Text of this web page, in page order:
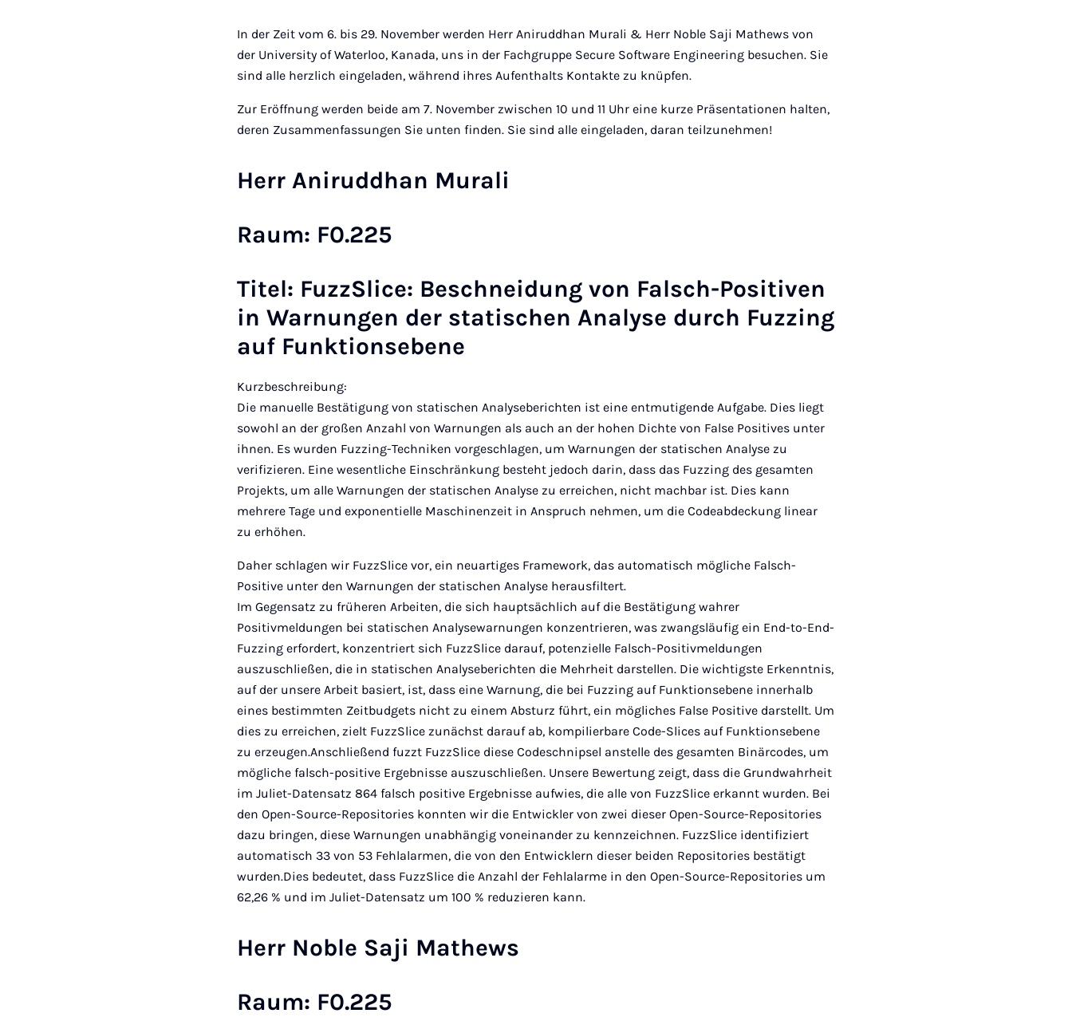
In der Zeit vom 6. bis 29. November werden Herr Aniruddhan Murali & Herr Noble Saji Mathews von
der University of Waterloo, Kanada, uns in der Fachgruppe Secure Software Engineering besuchen. Sie
sind alle herzlich eingeladen, während ihres Aufenthalts Kontakte zu knüpfen.
Zur Eröffnung werden beide am 7. November zwischen 10 und 11 Uhr eine kurze Präsentationen halten,
deren Zusammenfassungen Sie unten finden. Sie sind alle eingeladen, daran teilzunehmen!
Herr Aniruddhan Murali
Raum: F0.225
Titel: FuzzSlice: Beschneidung von Falsch-Positiven
in Warnungen der statischen Analyse durch Fuzzing
auf Funktionsebene
Kurzbeschreibung:
Die manuelle Bestätigung von statischen Analyseberichten ist eine entmutigende Aufgabe. Dies liegt
sowohl an der großen Anzahl von Warnungen als auch an der hohen Dichte von False Positives unter
ihnen. Es wurden Fuzzing-Techniken vorgeschlagen, um Warnungen der statischen Analyse zu
verifizieren. Eine wesentliche Einschränkung besteht jedoch darin, dass das Fuzzing des gesamten
Projekts, um alle Warnungen der statischen Analyse zu erreichen, nicht machbar ist. Dies kann
mehrere Tage und exponentielle Maschinenzeit in Anspruch nehmen, um die Codeabdeckung linear
zu erhöhen.
Daher schlagen wir FuzzSlice vor, ein neuartiges Framework, das automatisch mögliche Falsch-
Positive unter den Warnungen der statischen Analyse herausfiltert.
Im Gegensatz zu früheren Arbeiten, die sich hauptsächlich auf die Bestätigung wahrer
Positivmeldungen bei statischen Analysewarnungen konzentrieren, was zwangsläufig ein End-to-End-
Fuzzing erfordert, konzentriert sich FuzzSlice darauf, potenzielle Falsch-Positivmeldungen
auszuschließen, die in statischen Analyseberichten die Mehrheit darstellen. Die wichtigste Erkenntnis,
auf der unsere Arbeit basiert, ist, dass eine Warnung, die bei Fuzzing auf Funktionsebene innerhalb
eines bestimmten Zeitbudgets nicht zu einem Absturz führt, ein mögliches False Positive darstellt. Um
dies zu erreichen, zielt FuzzSlice zunächst darauf ab, kompilierbare Code-Slices auf Funktionsebene
zu erzeugen.Anschließend fuzzt FuzzSlice diese Codeschnipsel anstelle des gesamten Binärcodes, um
mögliche falsch-positive Ergebnisse auszuschließen. Unsere Bewertung zeigt, dass die Grundwahrheit
im Juliet-Datensatz 864 falsch positive Ergebnisse aufwies, die alle von FuzzSlice erkannt wurden. Bei
den Open-Source-Repositories konnten wir die Entwickler von zwei dieser Open-Source-Repositories
dazu bringen, diese Warnungen unabhängig voneinander zu kennzeichnen. FuzzSlice identifiziert
automatisch 33 von 53 Fehlalarmen, die von den Entwicklern dieser beiden Repositories bestätigt
wurden.Dies bedeutet, dass FuzzSlice die Anzahl der Fehlalarme in den Open-Source-Repositories um
62,26 % und im Juliet-Datensatz um 100 % reduzieren kann.
Herr Noble Saji Mathews
Raum: F0.225